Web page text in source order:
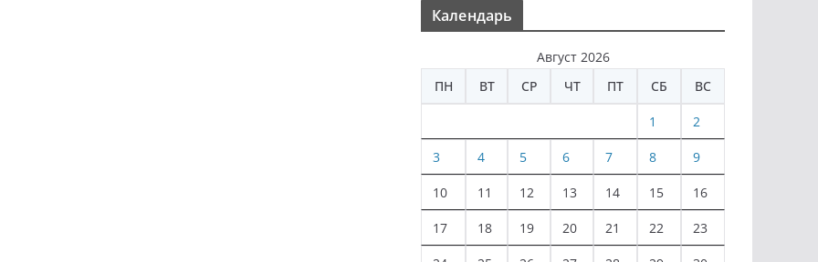
Календарь
Август 2026
ПН
ВТ СР ЧТ ПТ СБ ВС
1 2
3 4 5 6 7 8 9
10 11 12 13 14 15 16
17 18 19 20 21 22 23